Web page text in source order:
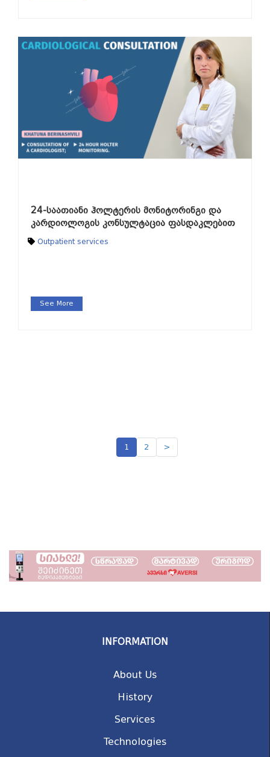
24-საათიანი ჰოლტერის მონიტორინგი და
კარდიოლოგის კონსულტაცია ფასდაკლებით
Outpatient services
See More
1 2 >
INFORMATION
About Us
History
Services
Technologies